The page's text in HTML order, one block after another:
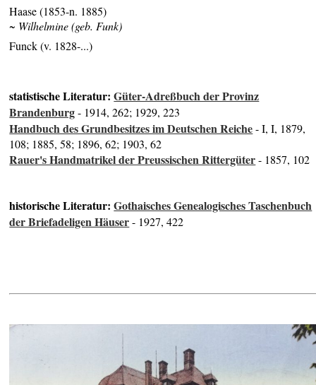
Haase (1853-n. 1885)
~ Wilhelmine (geb. Funk)
Funck (v. 1828-...)
statistische Literatur:Güter-Adreßbuch der Provinz
Brandenburg- 1914, 262; 1929, 223
Handbuch des Grundbesitzes im Deutschen Reiche- I, I, 1879,
108; 1885, 58; 1896, 62; 1903, 62
Rauer's Handmatrikel der Preussischen Rittergüter- 1857, 102
historische Literatur:Gothaisches Genealogisches Taschenbuch
der Briefadeligen Häuser- 1927, 422